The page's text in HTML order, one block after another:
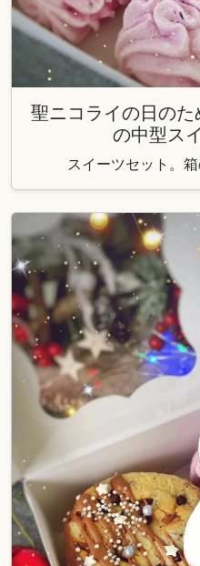
聖ニコライの日の
の中型ス
スイーツセット。